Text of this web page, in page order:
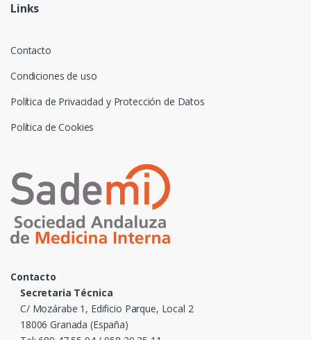
Links
Contacto
Condiciones de uso
Política de Privacidad y Protección de Datos
Política de Cookies
Contacto
Secretaria Técnica
C/ Mozárabe 1, Edificio Parque, Local 2
18006 Granada (España)